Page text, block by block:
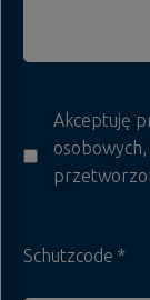
Akceptuję
Schutzcode